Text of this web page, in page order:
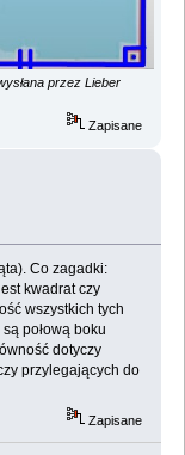
przez Lieber
Zapisane
Co zagadki:
kwadrat czy
wszystkich tych
połową boku
dotyczy
przylegających do
Zapisane